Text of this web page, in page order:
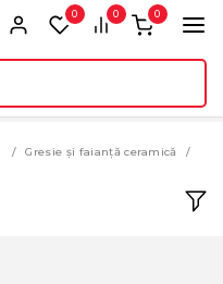
0 0 0
Gresie și faianță ceramică